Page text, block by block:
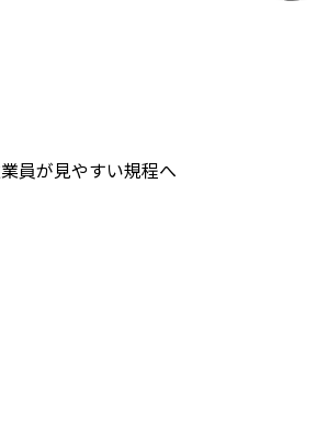
員が見やすい規程へ